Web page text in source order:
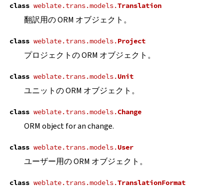
class weblate.trans.models.Translation
翻訳用の ORM オブジェクト。
class weblate.trans.models.Project
プロジェクトの ORM オブジェクト。
class weblate.trans.models.Unit
ユニットの ORM オブジェクト。
class weblate.trans.models.Change
ORM object for an change.
class weblate.trans.models.User
ユーザー用の ORM オブジェクト。
class weblate.trans.models.TranslationFormat